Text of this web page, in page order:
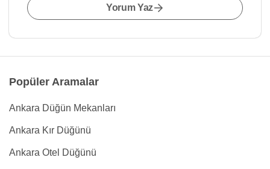
Yorum Yaz
Popüler Aramalar
Ankara Düğün Mekanları
Ankara Kır Düğünü
Ankara Otel Düğünü